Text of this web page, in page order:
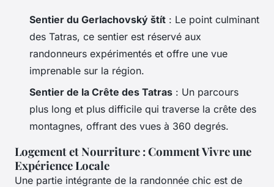
Sentier du Gerlachovský štít : Le point culminant
des Tatras, ce sentier est réservé aux
randonneurs expérimentés et offre une vue
imprenable sur la région.
Sentier de la Crête des Tatras : Un parcours
plus long et plus difficile qui traverse la crête des
montagnes, offrant des vues à 360 degrés.
Logement et Nourriture : Comment Vivre une
Expérience Locale
Une partie intégrante de la randonnée chic est de